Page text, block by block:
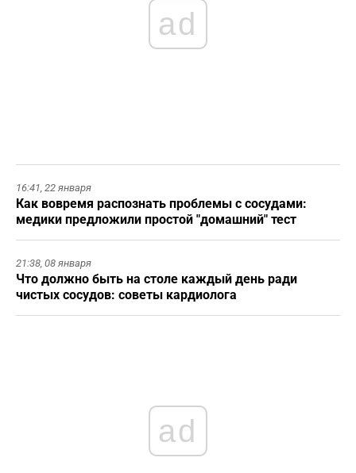
ad
16:41, 22 января
Как вовремя распознать проблемы с сосудами:
медики предложили простой "домашний" тест
21:38, 08 января
Что должно быть на столе каждый день ради
чистых сосудов: советы кардиолога
ad